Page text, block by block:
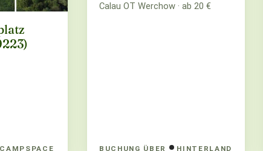
CAMPSPACE
Calau OT Werchow · ab 20 €
BUCHUNG ÜBER HINTERLAND